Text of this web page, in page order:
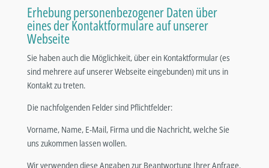
Erhebung personenbezogener Daten über
eines der Kontaktformulare auf unserer
Webseite
Sie haben auch die Möglichkeit, über ein Kontaktformular (es
sind mehrere auf unserer Webseite eingebunden) mit uns in
Kontakt zu treten.
Die nachfolgenden Felder sind Pflichtfelder:
Vorname, Name, E-Mail, Firma und die Nachricht, welche Sie
uns zukommen lassen wollen.
Wir verwenden diese Angaben zur Beantwortung Ihrer Anfrage.